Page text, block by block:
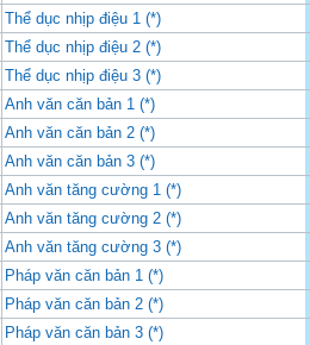
Thể dục nhịp điệu 1 (*)
Thể dục nhịp điệu 2 (*)
Thể dục nhịp điệu 3 (*)
Anh văn căn bản 1 (*)
Anh văn căn bản 2 (*)
Anh văn căn bản 3 (*)
Anh văn tăng cường 1 (*)
Anh văn tăng cường 2 (*)
Anh văn tăng cường 3 (*)
Pháp văn căn bản 1 (*)
Pháp văn căn bản 2 (*)
Pháp văn căn bản 3 (*)